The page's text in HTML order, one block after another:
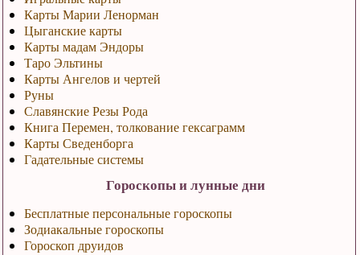
Карты Марии Ленорман
Цыганские карты
Карты мадам Эндоры
Таро Эльтины
Карты Ангелов и чертей
Руны
Славянские Резы Рода
Книга Перемен, толкование гексаграмм
Карты Сведенборга
Гадательные системы
Гороскопы и лунные дни
Бесплатные персональные гороскопы
Зодиакальные гороскопы
Гороскоп друидов